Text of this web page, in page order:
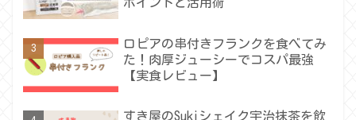
ポイントと活用術
ロピアの串付きフランクを食べてみ
た！肉厚ジューシーでコスパ最強
【実食レビュー】
すき屋のSukiシェイク宇治抹茶を飲